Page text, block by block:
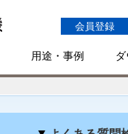
会員登録
用途・事例